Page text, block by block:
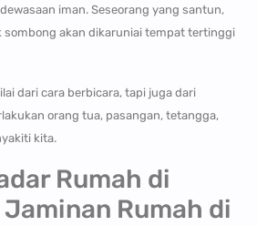
iman. Seseorang yang santun,
sombong akan dikaruniai tempat tertinggi
dari cara berbicara, tapi juga dari
orang tua, pasangan, tetangga,
kita.
Rumah di
Jaminan Rumah di